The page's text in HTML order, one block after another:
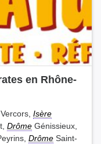
en Rhône-
Isère
Drôme Génissieux,
Drôme Saint-